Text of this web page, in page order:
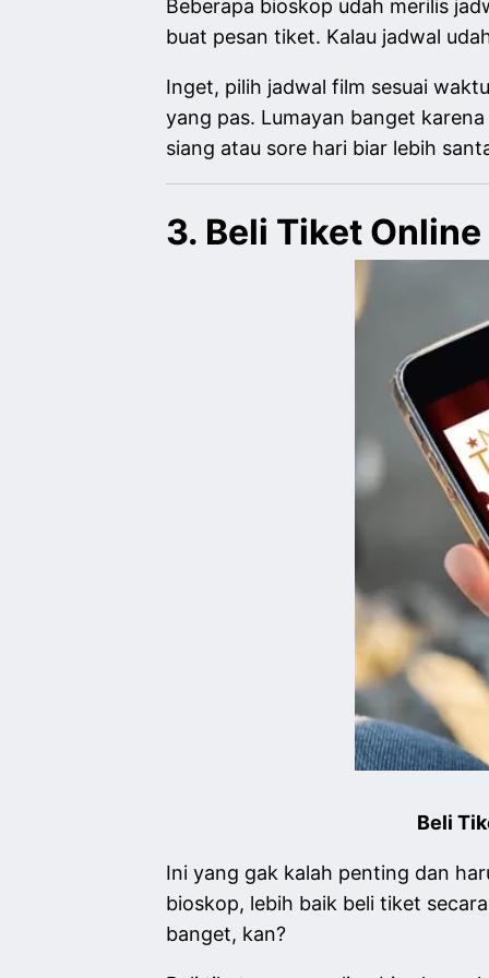
Beberapa bioskop udah merilis
buat pesan tiket. Kalau jadwal
Inget, pilih jadwal film sesuai
yang pas. Lumayan banget
siang atau sore hari biar lebih
3. Beli Tiket Online
Beli
Ini yang gak kalah penting dan
bioskop, lebih baik beli tiket
banget, kan?